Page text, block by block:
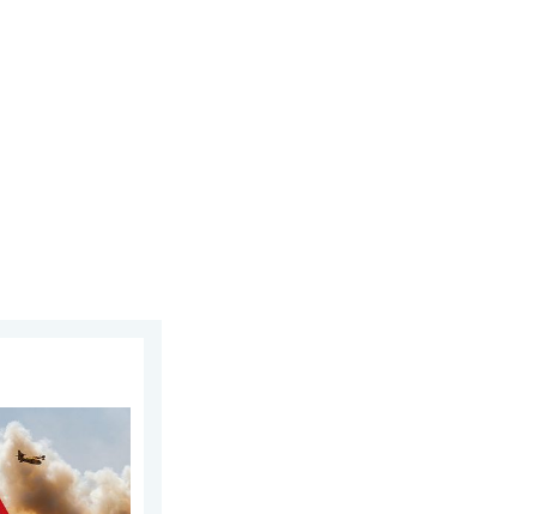
den 30. juli 2026
Tørke og kraftig vind. . . mandag den 6. juli 2026